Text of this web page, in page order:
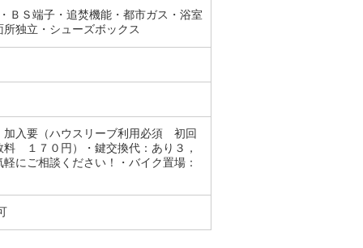
ＢＳ端子・追焚機能・都市ガス・浴室
独立・シューズボックス
加入要（ハウスリーブ利用必須 初回
１７０円）・鍵交換代：あり３，
にご相談ください！・バイク置場：